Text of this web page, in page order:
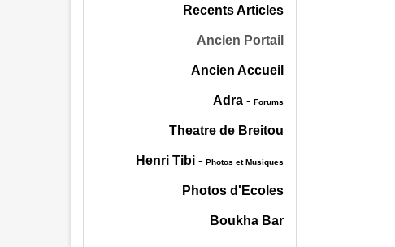
Recents Articles
Ancien Portail
Ancien Accueil
Adra - Forums
Theatre de Breitou
Henri Tibi- Photos et Musiques
Photos d'Ecoles
Boukha Bar